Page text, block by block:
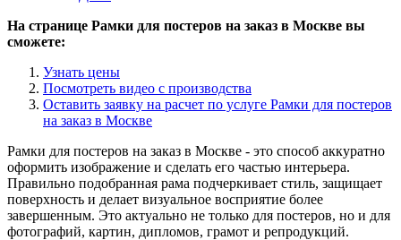
На странице Рамки для постеров на заказ в Москве вы
сможете:
Узнать цены
Посмотреть видео с производства
Оставить заявку на расчет по услуге Рамки для постеров
на заказ в Москве
Рамки для постеров на заказ в Москве - это способ аккуратно
оформить изображение и сделать его частью интерьера.
Правильно подобранная рама подчеркивает стиль, защищает
поверхность и делает визуальное восприятие более
завершенным. Это актуально не только для постеров, но и для
фотографий, картин, дипломов, грамот и репродукций.